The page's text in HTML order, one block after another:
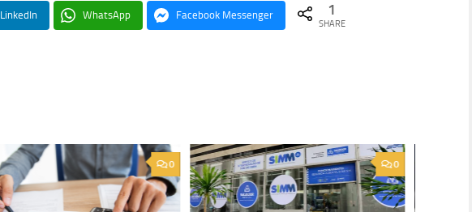
LinkedIn WhatsApp Facebook Messenger 1
SHARE
0 0